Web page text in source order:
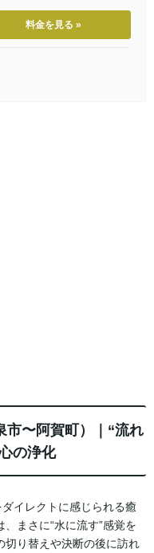
料金を見る »
市〜阿賀町）｜“流れ
の浄化
イレクトに感じられる癒
まさに“水に流す”感覚を
切り替えや決断の後に訪れ